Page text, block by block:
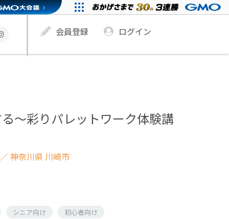
会員登録 ログイン
～彩りパレットワーク体験講
／ 神奈川県 川崎市
シニア向け 初心者向け